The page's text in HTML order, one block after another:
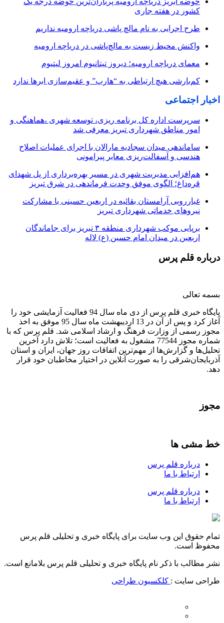
کشور در هفته جاری
طرح اجرایی به نام مالچ پاشی دریاچه ارومیه نداریم
واکنش محیط زیست به مالچ‌پاشی در دریاچه ارومیه
معمای دریاچه ارومیه؛ دیروز تیتانیوم امروز لیتیوم
کم‌بارشی هیچ ارتباطی به “هارپ” و عقیم‌سازی ابرها ندارد
اخبار اجتماعی
سرپرست اداره کل برنامه ریزی، توسعه شهری ،هماهنگی و
امور مناطق شهرداری تبریز معرفی شد
ساماندهی میدان سجادیه مارالان با اجرای عملیات اصلاح
هندسی و آسفالت‌ریزی معابر پیرامونی
هم‌افزایی مدیریت شهری در مسیر بهره‌برداری از پل شهدای
قره‌داغ؛ الگوی موفق وحدت فرماندهی در شرق تبریز
غبارروبی آرامستان بقائیه در اربعین حسینی با مشارکت
نیروهای خدماتی شهرداری تبریز
برپایی موکب شهرداری منطقه ۳ تبریز برای جاماندگان
اربعین در میدان امام حسین (ع) لاله
درباره قلم پرس
بسمه تعالی
پایگاه خبری قلم پرس از دی ماه سال 94 فعالیت آزمایشی خود را
آغاز کرد و پس از آن در 13 اردیبهشت ماه سال 95 موفق به اخذ
مجوز رسمی از وزارت فرهنگ و ارشاد اسلامی شد. قلم پرس که با
شماره مجوز 77544 مشغول به فعالیت است؛ تلاش دارد آخرین
تحلیل‌ها و گزارش‌ها از مهم‌ترین اتفاقات روز جهان، ایران و استان
آذربایجان‌شرقی را به صورت آنلاین در اختیار مخاطبان خود قرار
دهد.
مجوز
خط مشی ها
درباره قلم پرس
ارتباط با ما
درباره قلم پرس
ارتباط با ما
تمام حقوق این وب سایت برای پایگاه خبری و تحلیلی قلم پرس
محفوظ است.
نشر مطالب با ذکر نام پایگاه خبری و تحلیلی قلم پرس بلامانع است.
طراحی سایت : کلکسیون طراحی